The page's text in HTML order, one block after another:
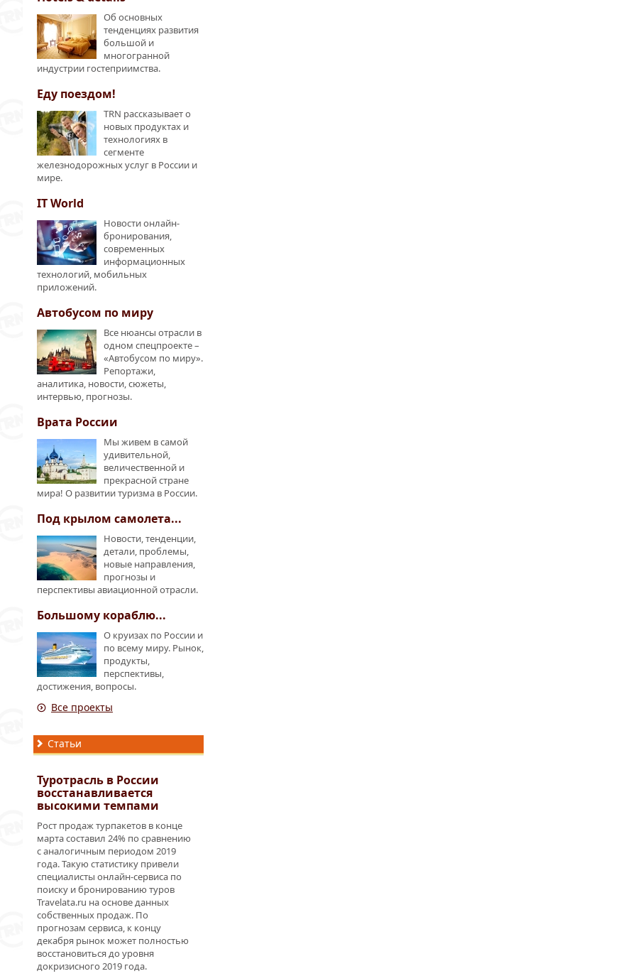
Об основных
тенденциях развития
большой и
многогранной
индустрии гостеприимства.
Еду поездом!
TRN рассказывает о
новых продуктах и
технологиях в
сегменте
железнодорожных услуг в России и
мире.
IT World
Новости онлайн-
бронирования,
современных
информационных
технологий, мобильных
приложений.
Автобусом по миру
Все нюансы отрасли в
одном спецпроекте –
«Автобусом по миру».
Репортажи,
аналитика, новости, сюжеты,
интервью, прогнозы.
Врата России
Мы живем в самой
удивительной,
величественной и
прекрасной стране
мира! О развитии туризма в России.
Под крылом самолета...
Новости, тенденции,
детали, проблемы,
новые направления,
прогнозы и
перспективы авиационной отрасли.
Большому кораблю...
О круизах по России и
по всему миру. Рынок,
продукты,
перспективы,
достижения, вопросы.
Все проекты
Статьи
Туротрасль в России
восстанавливается
высокими темпами
Рост продаж турпакетов в конце
марта составил 24% по сравнению
с аналогичным периодом 2019
года. Такую статистику привели
специалисты онлайн-сервиса по
поиску и бронированию туров
Travelata.ru на основе данных
собственных продаж. По
прогнозам сервиса, к концу
декабря рынок может полностью
восстановиться до уровня
докризисного 2019 года.